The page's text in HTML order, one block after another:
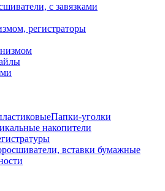
с завязками
регистраторы
уголки
накопители
вставки бумажные